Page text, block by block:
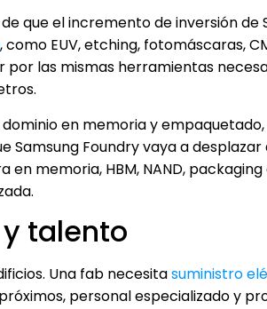
que el incremento de inversión de
, como EUV, etching, fotomáscaras,
las mismas herramientas
en memoria y empaquetado,
Samsung Foundry vaya a desplazar
memoria, HBM, NAND,
talento
Una fab necesitasuministro
personal especializado y